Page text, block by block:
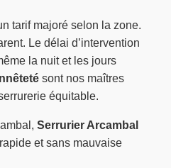
tarif majoré selon la zone.
Le délai d’intervention
la nuit et les jours
sont nos maîtres
équitable.
Serrurier Arcambal
et sans mauvaise